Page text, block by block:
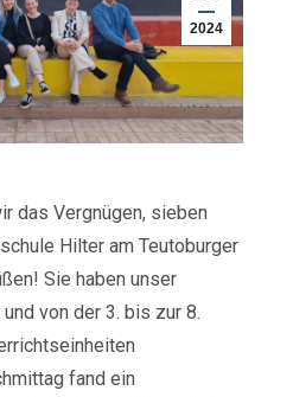
2024
das Vergnügen, sieben
Hilter am Teutoburger
Sie haben unser
von der 3. bis zur 8.
fand ein